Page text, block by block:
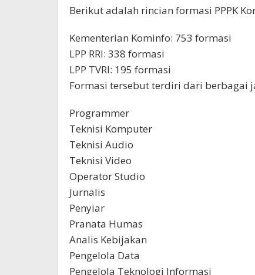
Berikut adalah rincian formasi PPPK
Kementerian Kominfo: 753 formasi
LPP RRI: 338 formasi
LPP TVRI: 195 formasi
Formasi tersebut terdiri dari berbagai
Programmer
Teknisi Komputer
Teknisi Audio
Teknisi Video
Operator Studio
Jurnalis
Penyiar
Pranata Humas
Analis Kebijakan
Pengelola Data
Pengelola Teknologi Informasi